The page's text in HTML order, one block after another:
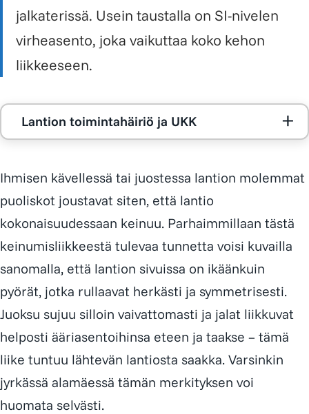
jalkaterissä. Usein taustalla on SI-nivelen
virheasento, joka vaikuttaa koko kehon
liikkeeseen.
Lantion toimintahäiriö ja UKK
Lantion toimintahäiriö liittyy useimmiten SI-
nivelen virheasentoon. Se häiritsee lantion
normaalia liikettä ja aiheuttaa epäsymmetristä
kuormitusta koko kehoon. Oireet tuntuvat
tyypillisesti alaselässä, pakaroissa ja lonkissa,
mutta voivat säteillä myös alaraajoihin.
Mistä lantion toimintahäiriön voi huomata?
Lantio näyttää kiertyneeltä tai vinolta
Suoliluiden harjat ovat eri korkeudella
Ylävartalo kiertyy tai kallistuu
Jaloissa tuntuu pituusero
Paino jakautuu epätasaisesti jaloille
Kengänpohjat kuluvat eri tavalla
Juoksu tuntuu epätasaiselta
Miltä se tuntuu käytännössä?
Kipua alaselässä, lonkassa, polvessa tai
jalkaterässä ilman selvää syytä
Iskiastyyppinen säteilykipu
Juoksu tuntuu “kulmikkaalta”
Selän jäykkyys tai toistuvat lukot
Miksi se aiheuttaa näin laajoja oireita?
Lantio toimii kehon voimansiirron keskuksena.
Kun SI-nivel ei liiku normaalisti, kuormitus
jakautuu epätasaisesti. Tämä muuttaa lonkan,
polven ja nilkan liikettä ja aiheuttaa
kompensaatiota lihaksissa – mikä näkyy
kipuna ja jäykkyytenä.
Voiko vaivan korjata?
SI-nivelen asento voidaan usein palauttaa
normaaliksi
Oireet voivat helpottaa nopeasti
Itsehoitoliikkeet auttavat ylläpitämään
tilannetta
Milloin kannattaa hakeutua hoitoon?
Jos oireet ovat jatkuneet pidempään,
uusiutuvat tai haittaavat liikkumista, tilanne
kannattaa tutkia. Mitä aikaisemmin ongelmaan
puututaan, sitä helpompi se on korjata.
Lantion toimintahäiriö syntyy virheasentojen
vaikutuksesta.
Ihmisen kävellessä tai juostessa lantion molemmat
puoliskot joustavat siten, että lantio
kokonaisuudessaan keinuu. Parhaimmillaan tästä
keinumisliikkeestä tulevaa tunnetta voisi kuvailla
sanomalla, että lantion sivuissa on ikäänkuin
pyörät, jotka rullaavat herkästi ja symmetrisesti.
Juoksu sujuu silloin vaivattomasti ja jalat liikkuvat
helposti ääriasentoihinsa eteen ja taakse – tämä
liike tuntuu lähtevän lantiosta saakka. Varsinkin
jyrkässä alamäessä tämän merkityksen voi
huomata selvästi.